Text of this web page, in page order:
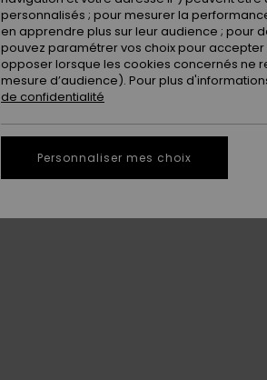
personnalisés ; pour mesurer la
en apprendre plus sur leur audience ; pour
pouvez paramétrer vos choix pour
opposer lorsque les cookies concernés ne
mesure d’audience). Pour plus
de confidentialité
Personnaliser mes choix